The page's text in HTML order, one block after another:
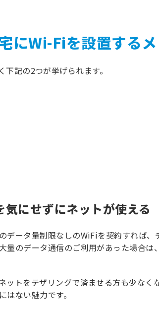
にWi-Fiを設置する
記の2つが挙げられます。
にせずにネットが使える
データ量制限なしのWiFiを契約すれば
量のデータ通信のご利用があった場合
ットをテザリングで済ませる方も少な
はない魅力です。